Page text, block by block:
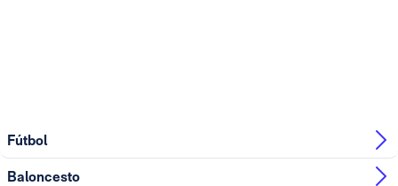
Fútbol
Baloncesto